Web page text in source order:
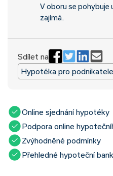
V oboru se pohybuje
zajímá.
Sdílet na
Hypotéka pro podnikatele
Online sjednání hypotéky
Podpora online
Zvýhodněné podmínky
Přehledné hypoteční